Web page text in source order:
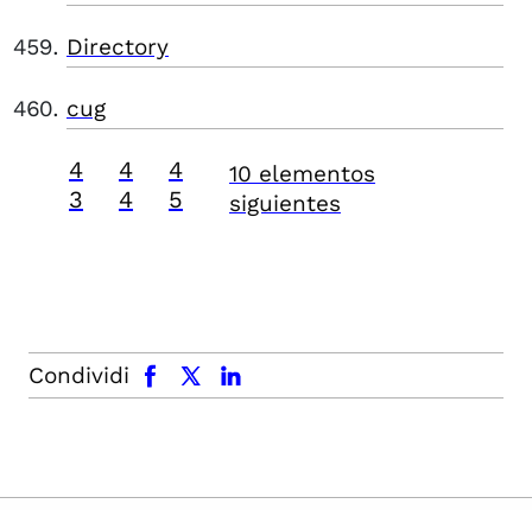
Directory
cug
4
3
4
4
4
5
10 elementos
siguientes
Condividi
facebook x.com linkedin